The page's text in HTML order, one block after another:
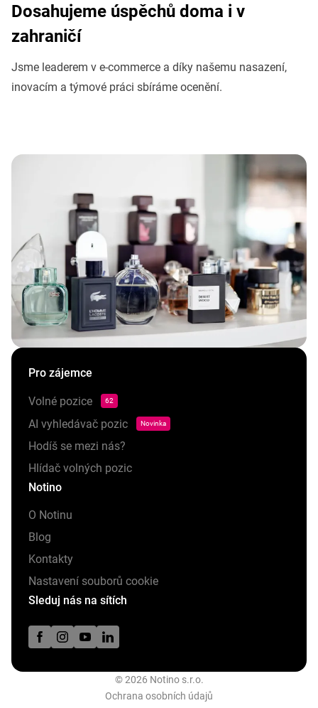
Dosahujeme úspěchů doma i v
zahraničí
Jsme leaderem v e-commerce a díky našemu nasazení,
inovacím a týmové práci sbíráme ocenění.
Pro zájemce
Volné pozice 62
AI vyhledávač pozic Novinka
Hodíš se mezi nás?
Hlídač volných pozic
Notino
O Notinu
Blog
Kontakty
Nastavení souborů cookie
Sleduj nás na sítích
© 2026 Notino s.r.o.
Ochrana osobních údajů